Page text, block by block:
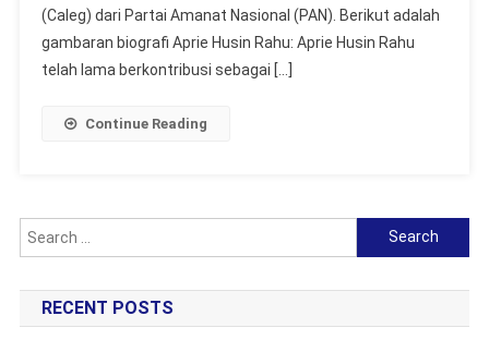
Caleg,
Aprie
Husin
Untuk
Berkemajuan
(Caleg) dari Partai Amanat Nasional (PAN). Berikut adalah
gambaran biografi Aprie Husin Rahu: Aprie Husin Rahu
telah lama berkontribusi sebagai […]
Continue Reading
Search
for:
RECENT POSTS